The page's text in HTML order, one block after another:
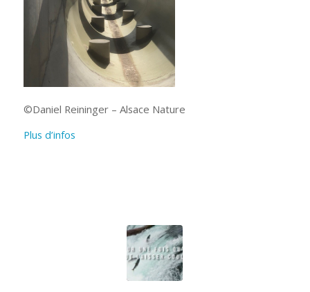
©Daniel Reininger – Alsace Nature
Plus d’infos